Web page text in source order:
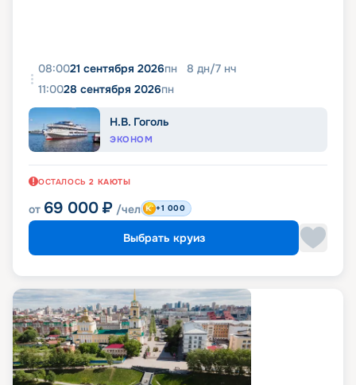
08:0021 сентября 2026пн 8 дн/7 нч
11:0028 сентября 2026пн
Н.В. Гоголь
ЭКОНОМ
ОСТАЛОСЬ 2 КАЮТЫ
от 69 000 ₽ /чел +1 000
Выбрать круиз